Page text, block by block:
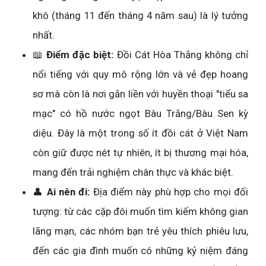
khô (tháng 11 đến tháng 4 năm sau) là lý tưởng
nhất.
📖Điểm đặc biệt: Đồi Cát Hòa Thắng không chỉ
nổi tiếng với quy mô rộng lớn và vẻ đẹp hoang
sơ mà còn là nơi gắn liền với huyền thoại "tiểu sa
mạc" có hồ nước ngọt Bàu Trắng/Bàu Sen kỳ
diệu. Đây là một trong số ít đồi cát ở Việt Nam
còn giữ được nét tự nhiên, ít bị thương mại hóa,
mang đến trải nghiệm chân thực và khác biệt.
👤 Ai nên đi: Địa điểm này phù hợp cho mọi đối
tượng: từ các cặp đôi muốn tìm kiếm không gian
lãng mạn, các nhóm bạn trẻ yêu thích phiêu lưu,
đến các gia đình muốn có những kỷ niệm đáng